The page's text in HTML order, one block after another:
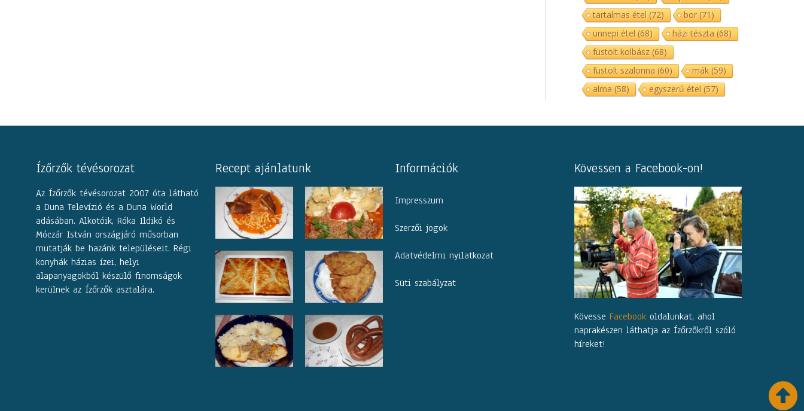
tartalmas étel (72) bor(71)
ünnepi étel (68) házi tészta (68)
füstölt kolbász(68)
füstölt szalonna (60) mák(59)
alma (58) egyszerű étel (57)
Ízőrzők tévésorozat
Az Ízőrzők tévésorozat 2007 óta látható
a Duna Televízió és a Duna World
adásában. Alkotóik, Róka Ildikó és
Móczár István országjáró műsorban
mutatják be hazánk településeit. Régi
konyhák házias ízei, helyi
alapanyagokból készülő finomságok
kerülnek az Ízőrzők asztalára.
Recept ajánlatunk Információk
Impresszum
Szerzői jogok
Adatvédelmi nyilatkozat
Süti szabályzat
Kövessen a Facebook-on!
Kövesse Facebook oldalunkat, ahol
naprakészen láthatja az Ízőrzőkről szóló
híreket!